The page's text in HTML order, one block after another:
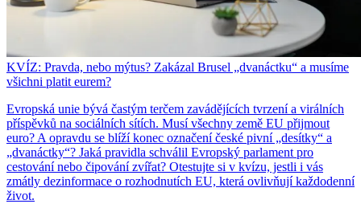
KVÍZ: Pravda, nebo mýtus? Zakázal Brusel „dvanáctku“ a musíme
všichni platit eurem?
Evropská unie bývá častým terčem zavádějících tvrzení a virálních
příspěvků na sociálních sítích. Musí všechny země EU přijmout
euro? A opravdu se blíží konec označení české pivní „desítky“ a
„dvanáctky“? Jaká pravidla schválil Evropský parlament pro
cestování nebo čipování zvířat? Otestujte si v kvízu, jestli i vás
zmátly dezinformace o rozhodnutích EU, která ovlivňují každodenní
život.